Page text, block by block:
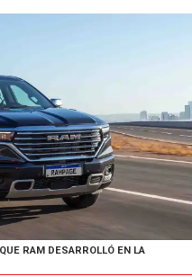
RAM DESARROLLÓ EN LA